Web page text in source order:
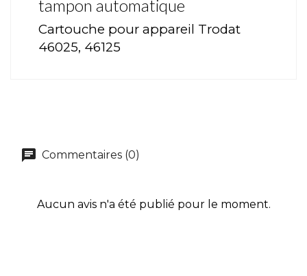
tampon automatique
Cartouche pour appareil Trodat
46025, 46125
Commentaires (0)
Aucun avis n'a été publié pour le moment.